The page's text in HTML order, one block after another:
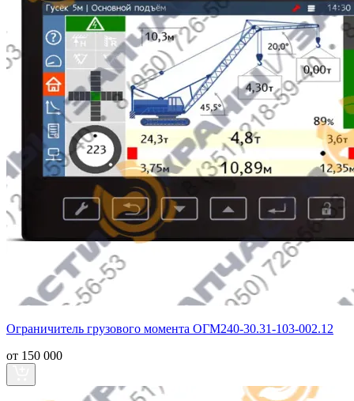
Ограничитель грузового момента ОГМ240-30.31-103-002.12
от 150 000